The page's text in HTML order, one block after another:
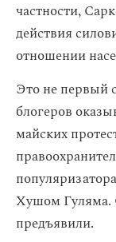
частности,
действия
отношении
Это не первый
блогеров
майских
Хушом Гуляма.
предъявили.